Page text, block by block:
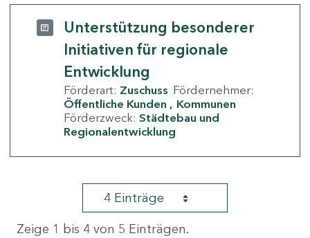
Unterstützung besonderer
Initiativen für regionale
Entwicklung
Förderart: Zuschuss Fördernehmer:
Öffentliche Kunden
Kommunen
Förderzweck: Städtebau und
Regionalentwicklung
4 Einträge
Zeige 1 bis 4 von 5 Einträgen.